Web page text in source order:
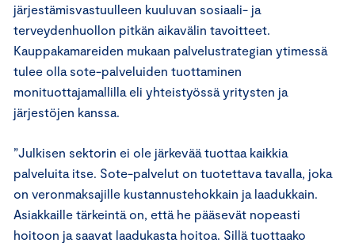
järjestämisvastuulleen kuuluvan sosiaali- ja
terveydenhuollon pitkän aikavälin tavoitteet.
Kauppakamareiden mukaan palvelustrategian ytimessä
tulee olla sote-palveluiden tuottaminen
monituottajamallilla eli yhteistyössä yritysten ja
järjestöjen kanssa.
”Julkisen sektorin ei ole järkevää tuottaa kaikkia
palveluita itse. Sote-palvelut on tuotettava tavalla, joka
on veronmaksajille kustannustehokkain ja laadukkain.
Asiakkaille tärkeintä on, että he pääsevät nopeasti
hoitoon ja saavat laadukasta hoitoa. Sillä tuottaako